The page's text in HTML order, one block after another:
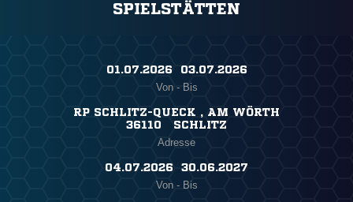
SPIELSTÄTTEN
01.07.2026 ​ 03.07.2026
Von - Bis
RP SCHLITZ-QUECK , AM WÖRTH
36110 SCHLITZ
Adresse
04.07.2026 ​ 30.06.2027
Von - Bis